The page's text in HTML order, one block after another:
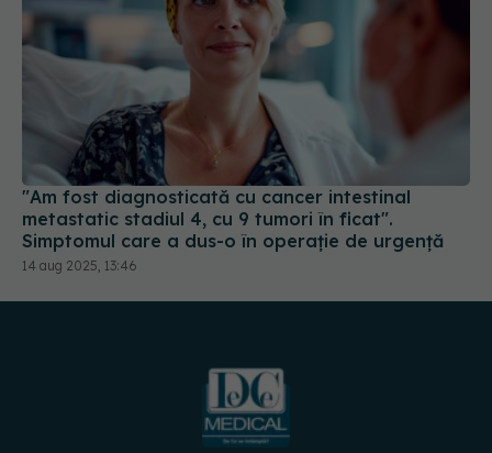
"Am fost diagnosticată cu cancer intestinal
metastatic stadiul 4, cu 9 tumori în ficat".
Simptomul care a dus-o în operație de urgență
14 aug 2025, 13:46
URMĂREȘTE-NE PE:
DESCARCĂ APLICAȚIA